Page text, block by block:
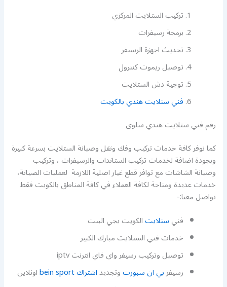
تركيب الستلايت المركزي
برمجة رسيفرات
تحديث اجهزة الرسيفر
توصيل ريموت كنترول
توجية دش الستلايت
فني ستلايت هندي بالكويت
رقم فني ستلايت هندي سلوى
كما نوفر كافة خدمات تركيب وفك ونقل وصيانة الستلايت بسرعة كبيرة
وبجودة اضافة لخدمات تركيب الستاندات والرسيفرات ، وتركيب
وصيانة الشاشات مع توافر قطع غيار اصلية اللازمة لعمليات الصيانة،
خدمات عديدة ومتاحة لكافة العملاء في كافة المناطق بالكويت فقط
تواصل معنا:-
فنيستلايتالكويت يجي البيت
خدمات فني الستلايت مبارك الكبير
توصيل وتركيب رسيفر واي فاي انترنت iptv
رسيفربي ان سبورتوتجديداشتراك bein sport
اونلاين